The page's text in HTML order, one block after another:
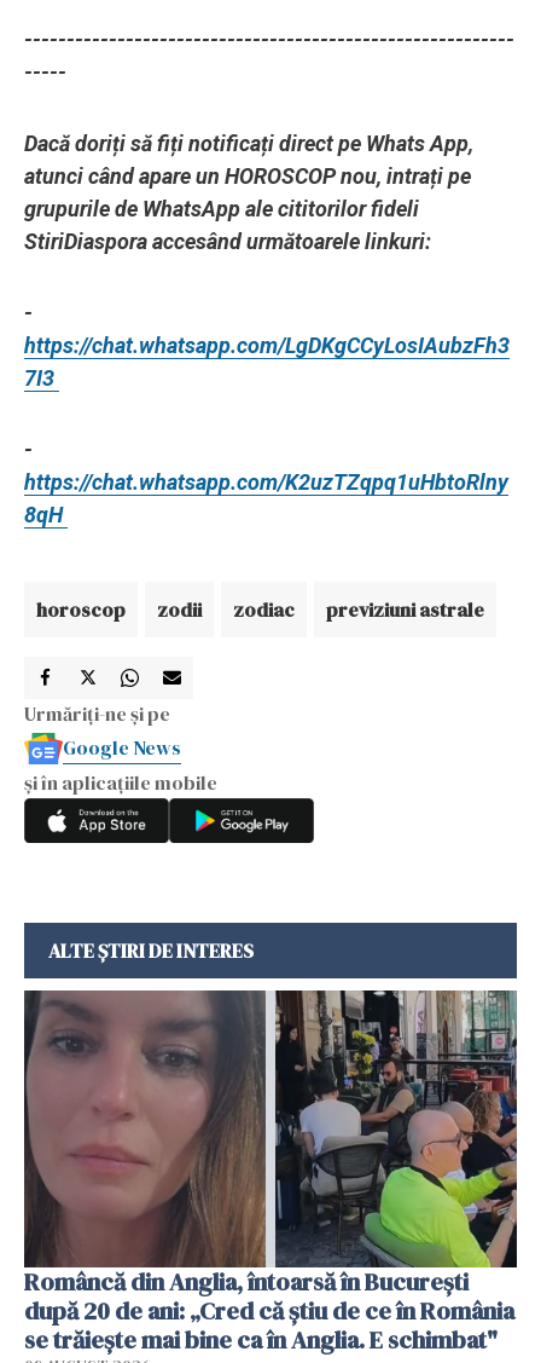
----------------------------------------------------------
-----
Dacă doriți să fiți notificați direct pe Whats App,
atunci când apare un HOROSCOP nou, intrați pe
grupurile de WhatsApp ale cititorilor fideli
StiriDiaspora accesând următoarele linkuri:
-
https://chat.whatsapp.com/LgDKgCCyLosIAubzFh3
7I3
-
https://chat.whatsapp.com/K2uzTZqpq1uHbtoRlny
8qH
horoscop zodii zodiac previziuni astrale
Urmăriți-ne și pe
Google News
și în aplicațiile mobile
ALTE ȘTIRI DE INTERES
Româncă din Anglia, întoarsă în București
după 20 de ani: „Cred că știu de ce în România
se trăiește mai bine ca în Anglia. E schimbat"